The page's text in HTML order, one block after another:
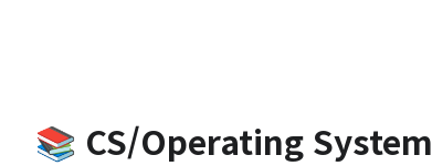
📚 CS/Operating System